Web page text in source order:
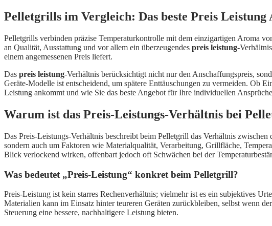
Pelletgrills im Vergleich: Das beste Preis Leistung
Pelletgrills verbinden präzise Temperaturkontrolle mit dem einzigartigen Aroma
an Qualität, Ausstattung und vor allem ein überzeugendes preis leistung-
einem angemessenen Preis liefert.
Das preis leistung-Verhältnis berücksichtigt nicht nur den Anschaffungspreis,
Geräte-Modelle ist entscheidend, um spätere Enttäuschungen zu vermeiden. Ob
Leistung ankommt und wie Sie das beste Angebot für Ihre individuellen
Warum ist das Preis-Leistungs-Verhältnis bei
Das Preis-Leistungs-Verhältnis beschreibt beim Pelletgrill das Verhältnis
sondern auch um Faktoren wie Materialqualität, Verarbeitung, Grillfläche,
Blick verlockend wirken, offenbart jedoch oft Schwächen bei der
Was bedeutet „Preis-Leistung“ konkret beim Pelletgrill?
Preis-Leistung ist kein starres Rechenverhältnis; vielmehr ist es ein subjektives
Materialien kann im Einsatz hinter teureren Geräten zurückbleiben, selbst wenn
Steuerung eine bessere, nachhaltigere Leistung bieten.